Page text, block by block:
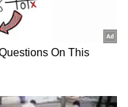
ಸಂದರ್ಭಗಳಲ್ಲಿ